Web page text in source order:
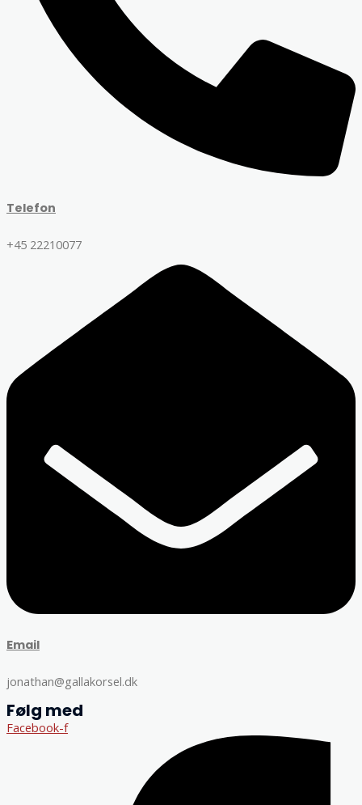
Telefon
+45 22210077
Email
jonathan@gallakorsel.dk
Følg med
Facebook-f